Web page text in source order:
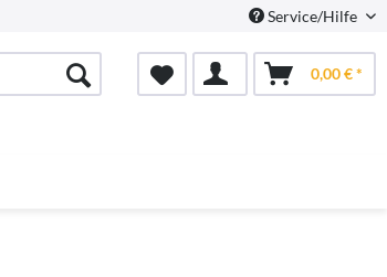
Service/Hilfe
0,00 € *